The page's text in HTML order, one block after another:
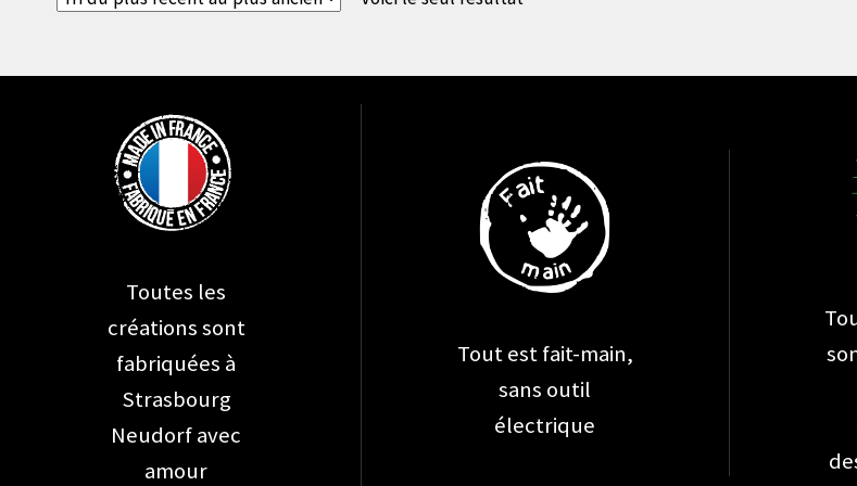
Toutes les
créations sont
fabriquées à
Strasbourg
Neudorf avec
amour
Tout est fait-main,
sans outil
électrique